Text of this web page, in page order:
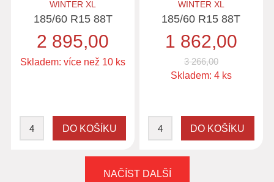
WINTER XL
185/60 R15 88T
2 895,00
Skladem: více než 10 ks
WINTER XL
185/60 R15 88T
1 862,00
3 266,00
Skladem: 4 ks
NAČÍST DALŠÍ